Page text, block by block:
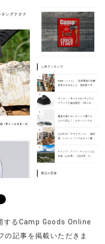
るCamp Goods Online
の記事を掲載いただきま